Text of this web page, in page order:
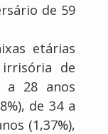
de 59
etárias
de
a 28 anos
de 34 a
(1,37%),